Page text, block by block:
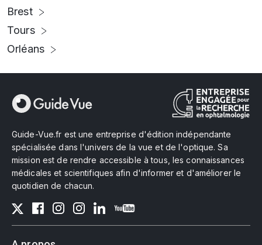
Brest
Tours
Orléans
Guide-Vue.fr est une entreprise d'édition indépendante
spécialisée dans l'univers de la vue et de l'optique. Sa
mission est de rendre accessible à tous, les connaissances
médicales et scientifiques afin d'informer et d'améliorer le
quotidien de chacun.